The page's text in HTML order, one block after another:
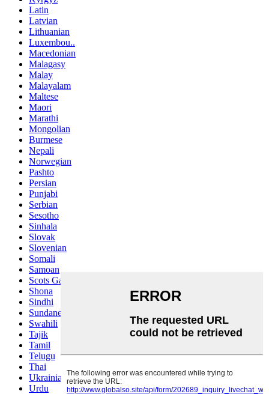
Latin
Latvian
Lithuanian
Luxembou..
Macedonian
Malagasy
Malay
Malayalam
Maltese
Maori
Marathi
Mongolian
Burmese
Nepali
Norwegian
Pashto
Persian
Punjabi
Serbian
Sesotho
Sinhala
Slovak
Slovenian
Somali
Samoan
Scots Gaelic
Shona
Sindhi
Sundanese
Swahili
Tajik
Tamil
Telugu
Thai
Ukrainian
Urdu